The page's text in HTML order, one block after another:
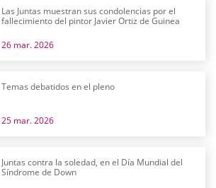
Las Juntas muestran sus condolencias por el
fallecimiento del pintor Javier Ortiz de Guinea
26 mar. 2026
Temas debatidos en el pleno
25 mar. 2026
Juntas contra la soledad, en el Día Mundial del
Síndrome de Down